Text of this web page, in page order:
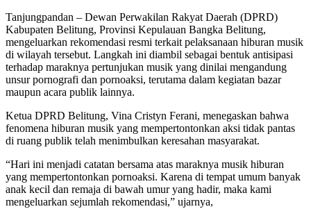
Tanjungpandan – Dewan Perwakilan Rakyat Daerah (DPRD)
Kabupaten Belitung, Provinsi Kepulauan Bangka Belitung,
mengeluarkan rekomendasi resmi terkait pelaksanaan hiburan musik
di wilayah tersebut. Langkah ini diambil sebagai bentuk antisipasi
terhadap maraknya pertunjukan musik yang dinilai mengandung
unsur pornografi dan pornoaksi, terutama dalam kegiatan bazar
maupun acara publik lainnya.
Ketua DPRD Belitung, Vina Cristyn Ferani, menegaskan bahwa
fenomena hiburan musik yang mempertontonkan aksi tidak pantas
di ruang publik telah menimbulkan keresahan masyarakat.
“Hari ini menjadi catatan bersama atas maraknya musik hiburan
yang mempertontonkan pornoaksi. Karena di tempat umum banyak
anak kecil dan remaja di bawah umur yang hadir, maka kami
mengeluarkan sejumlah rekomendasi,” ujarnya,